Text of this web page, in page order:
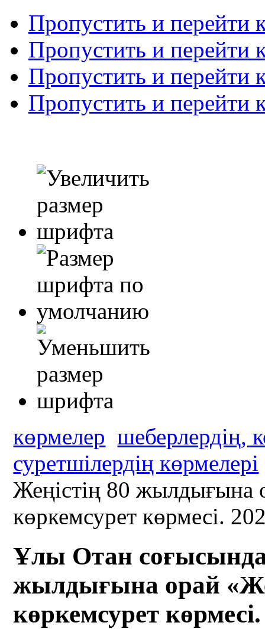
Пропустить и перейти
Пропустить и перейти
Пропустить и перейти
Пропустить и перейти
көрмелер шеберлердің,
суретшілердің көрмелері
Жеңістің 80 жылдығына
көркемсурет көрмесі.
Ұлы Отан
жылдығына орай
көркемсурет